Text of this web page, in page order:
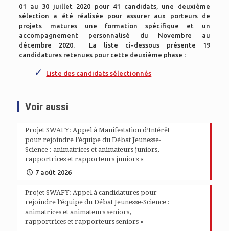
01 au 30 juillet 2020 pour 41 candidats, une deuxième
sélection a été réalisée pour assurer aux porteurs de
projets matures une formation spécifique et un
accompagnement personnalisé du Novembre au
décembre 2020. La liste ci-dessous présente 19
candidatures retenues pour cette deuxième phase :
Liste des candidats sélectionnés
Voir aussi
Projet SWAFY: Appel à Manifestation d’Intérêt
pour rejoindre l’équipe du Débat Jeunesse-
Science : animatrices et animateurs juniors,
rapportrices et rapporteurs juniors «
7 août 2026
Projet SWAFY: Appel à candidatures pour
rejoindre l’équipe du Débat Jeunesse-Science :
animatrices et animateurs seniors,
rapportrices et rapporteurs seniors «